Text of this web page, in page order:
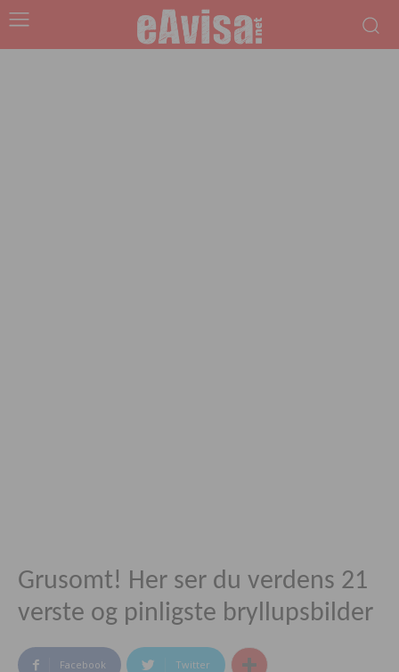
Grusomt! Her ser du verdens 21
verste og pinligste bryllupsbilder
Facebook Twitter